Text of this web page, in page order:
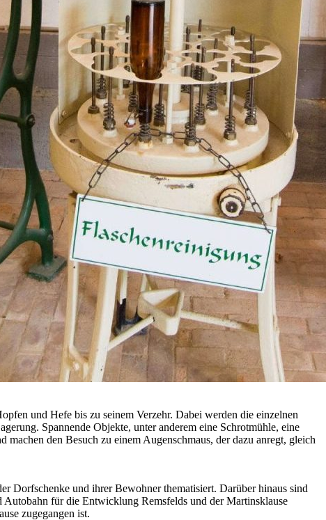
und Hefe bis zu seinem Verzehr. Dabei werden die einzelnen
Spannende Objekte, unter anderem eine Schrotmühle, eine
den Besuch zu einem Augenschmaus, der dazu anregt, gleich
Dorfschenke und ihrer Bewohner thematisiert. Darüber hinaus sind
für die Entwicklung Remsfelds und der Martinsklause
zugegangen ist.